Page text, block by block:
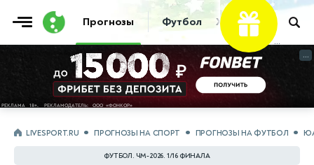
Прогнозы Футбол Хоккей Теннис
Фрибет
...
...
LIVESPORT.RU ПРОГНОЗЫ НА СПОРТ ПРОГНОЗЫ НА ФУТБОЛ
ФУТБОЛ. ЧМ-2026. 1/16 ФИНАЛА